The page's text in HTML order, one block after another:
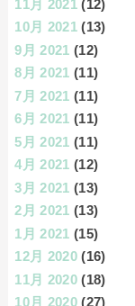
11月 2021 (12)
10月 2021 (13)
9月 2021 (12)
8月 2021 (11)
7月 2021 (11)
6月 2021 (11)
5月 2021 (11)
4月 2021 (12)
3月 2021 (13)
2月 2021 (13)
1月 2021 (15)
12月 2020 (16)
11月 2020 (18)
10月 2020 (27)